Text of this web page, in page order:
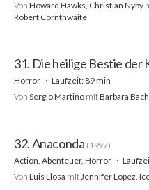
Von Howard Hawks, Christian Nyby
Robert Cornthwaite
31. Die heilige Bestie der
Horror
Laufzeit: 89 min
Von Sergio Martino mitBarbara
32. Anaconda (1997)
Action, Abenteuer, Horror
Von Luis Llosa mitJennifer Lopez,